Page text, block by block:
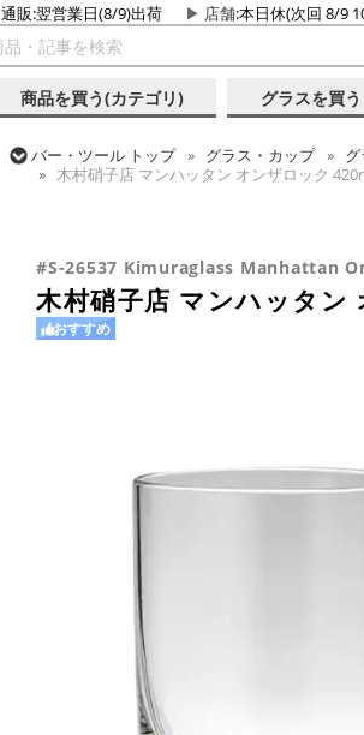
通販:翌営業日(8/9)出荷 店舗:本日休(次回 8/9
商品を買う(カテゴリ) グラスを買う
バー・ツール トップ グラス・カップ
木村硝子店 マンハッタン オンザロック
#S-26537 Kimuraglass Manhattan
木村硝子店 マンハッタ
おすすめ